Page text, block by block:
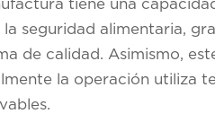
tiene una
seguridad alimentaria,
de calidad. Asimismo,
la operación utiliza